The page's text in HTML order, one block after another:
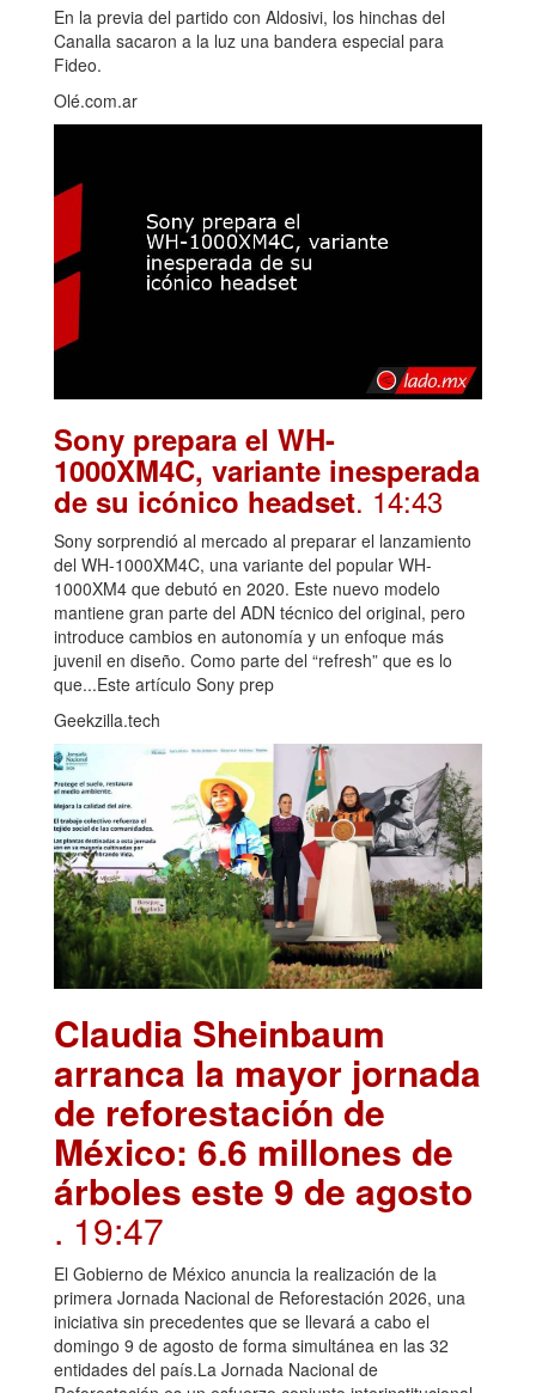
En la previa del partido con Aldosivi, los hinchas del
Canalla sacaron a la luz una bandera especial para
Fideo.
Olé.com.ar
Sony prepara el WH-
1000XM4C, variante inesperada
de su icónico headset. 14:43
Sony sorprendió al mercado al preparar el lanzamiento
del WH-1000XM4C, una variante del popular WH-
1000XM4 que debutó en 2020. Este nuevo modelo
mantiene gran parte del ADN técnico del original, pero
introduce cambios en autonomía y un enfoque más
juvenil en diseño. Como parte del “refresh” que es lo
que...Este artículo Sony prep
Geekzilla.tech
Claudia Sheinbaum
arranca la mayor jornada
de reforestación de
México: 6.6 millones de
árboles este 9 de agosto
. 19:47
El Gobierno de México anuncia la realización de la
primera Jornada Nacional de Reforestación 2026, una
iniciativa sin precedentes que se llevará a cabo el
domingo 9 de agosto de forma simultánea en las 32
entidades del país.La Jornada Nacional de